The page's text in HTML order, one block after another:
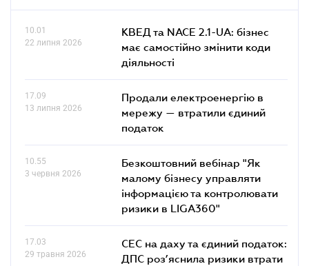
10.01
22 липня 2026
КВЕД та NACE 2.1-UA: бізнес
має самостійно змінити коди
діяльності
17.09
13 липня 2026
Продали електроенергію в
мережу — втратили єдиний
податок
10.55
3 червня 2026
Безкоштовний вебінар "Як
малому бізнесу управляти
інформацією та контролювати
ризики в LIGA360"
17.03
29 травня 2026
СЕС на даху та єдиний податок:
ДПС роз’яснила ризики втрати